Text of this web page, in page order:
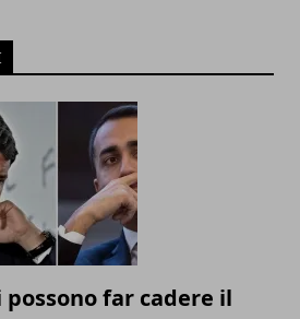
possono far cadere il